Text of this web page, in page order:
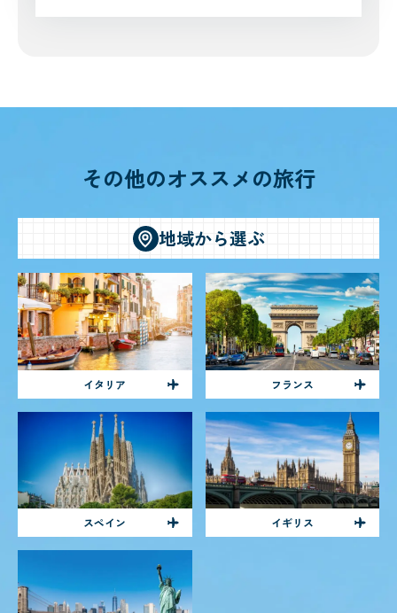
その他のオススメの旅行
地域から選ぶ
イタリア フランス
スペイン イギリス